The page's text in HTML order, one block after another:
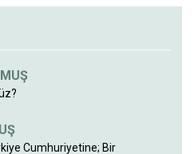
Cumhuriyetine; Bir